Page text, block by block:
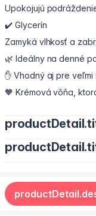
Upokojujú
✔️ Glycerín
Zamyká vlhkosť a
🌿 Ideálny na denné
✋ Vhodný aj pre
🧡 Krémová vôňa,
Naneste malé
Zabráňte kontaktu s
okamžite dôkladne
Carbonate,
Glyceryl Stearate,
Polyacrylate,